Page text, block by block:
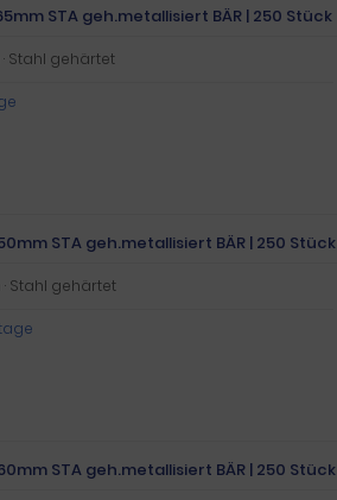
STA geh.metallisiert BÄR | 250 Stück
Stahl gehärtet
STA geh.metallisiert BÄR | 250 Stück
Stahl gehärtet
STA geh.metallisiert BÄR | 250 Stück